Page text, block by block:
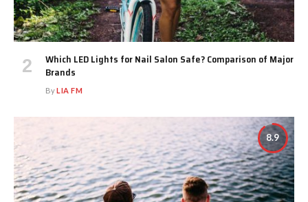
Which LED Lights for Nail Salon Safe? Comparison of Major
Brands
ByLIA FM
8.9